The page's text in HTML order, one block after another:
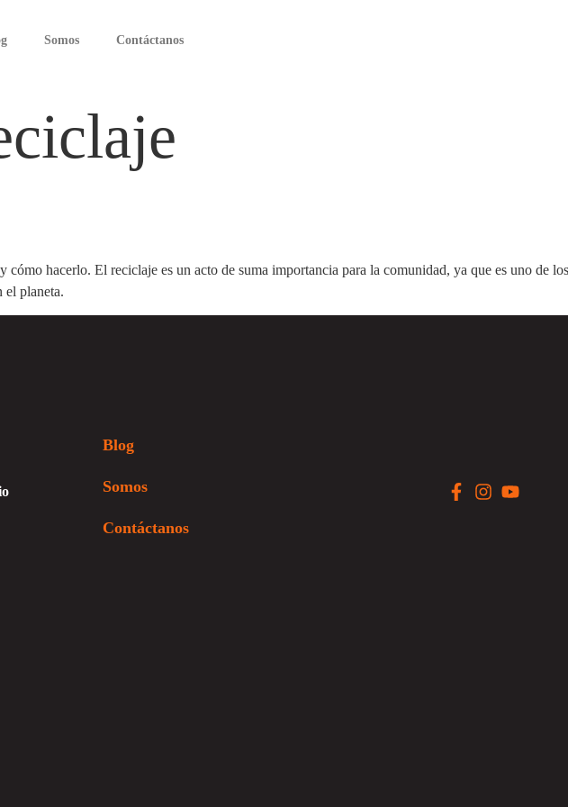
Somos Contáctanos
cómo hacerlo. El reciclaje es un acto de suma importancia para la comunidad, ya que es uno de
el planeta.
Blog
Somos
Contáctanos